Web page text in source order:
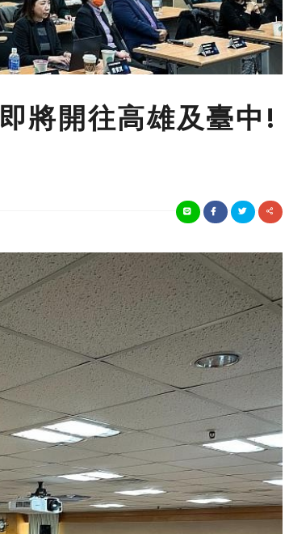
將開往高雄及臺中!